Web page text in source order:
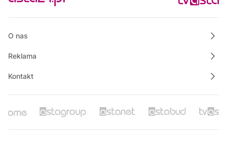
Polskie Lasy
O nas
Reklama
Kontakt